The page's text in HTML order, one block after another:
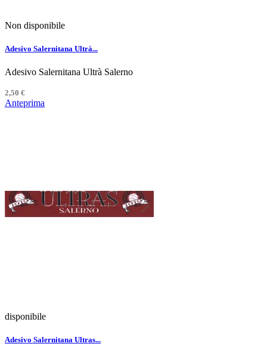
Non disponibile
Adesivo Salernitana Ultrà...
Adesivo Salernitana Ultrà Salerno
2,50 €
Anteprima
disponibile
Adesivo Salernitana Ultras...